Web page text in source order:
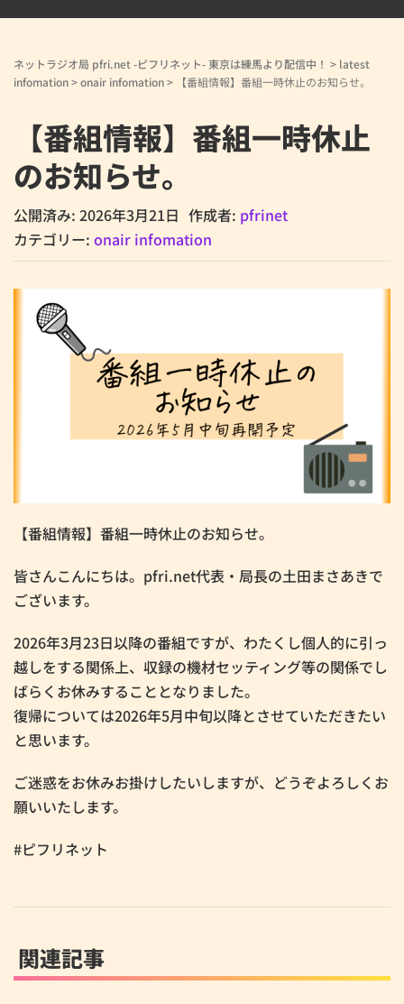
ネットラジオ局 pfri.net -ピフリネット- 東京は練馬より配信中！ > latest
infomation>onair infomation> 【番組情報】番組一時休止のお知らせ。
【番組情報】番組一時休止
のお知らせ。
公開済み: 2026年3月21日 作成者: pfrinet
カテゴリー: onair infomation
【番組情報】番組一時休止のお知らせ。
皆さんこんにちは。pfri.net代表・局長の土田まさあきで
ございます。
2026年3月23日以降の番組ですが、わたくし個人的に引っ
越しをする関係上、収録の機材セッティング等の関係でし
ばらくお休みすることとなりました。
復帰については2026年5月中旬以降とさせていただきたい
と思います。
ご迷惑をお休みお掛けしたいしますが、どうぞよろしくお
願いいたします。
#ピフリネット
関連記事